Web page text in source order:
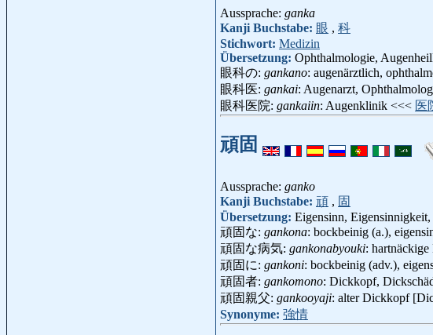
Aussprache: ganka
Kanji Buchstabe: 眼 , 科
Stichwort: Medizin
Übersetzung: Ophthalmologie,
眼科の: gankano: augenärztlich,
眼科医: gankai: Augenarzt,
眼科医院: gankaiin: Augenklinik <<< 医
頑固
Aussprache: ganko
Kanji Buchstabe: 頑 , 固
Übersetzung: Eigensinn,
頑固な: gankona: bockbeinig (a.),
頑固な病気: gankonabyouki:
頑固に: gankoni: bockbeinig (adv.),
頑固者: gankomono: Dickkopf,
頑固親父: gankooyaji: alter Dickkopf
Synonyme: 強情